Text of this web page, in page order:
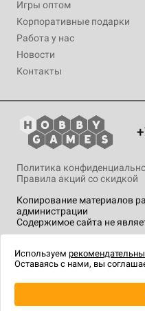
Игры оптом
Корпоративные подарки
Работа у нас
Новости
Контакты
Копирование материалов
администрации
Содержимое сайта не
Политика
Правила акций со скидкой
технологии.
Используем
Оставаясь с нами, вы